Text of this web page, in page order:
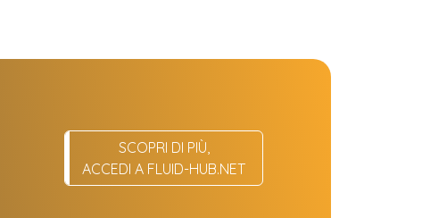
SCOPRI DI PIÙ,
ACCEDI A FLUID-HUB.NET